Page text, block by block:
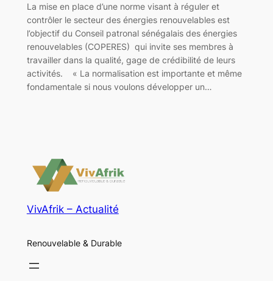
La mise en place d’une norme visant à réguler et
contrôler le secteur des énergies renouvelables est
l’objectif du Conseil patronal sénégalais des énergies
renouvelables (COPERES) qui invite ses membres à
travailler dans la qualité, gage de crédibilité de leurs
activités. « La normalisation est importante et même
fondamentale si nous voulons développer un…
VivAfrik – Actualité
Renouvelable & Durable